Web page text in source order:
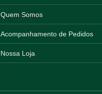
Quem Somos
Acompanhamento de Pedidos
Nossa Loja